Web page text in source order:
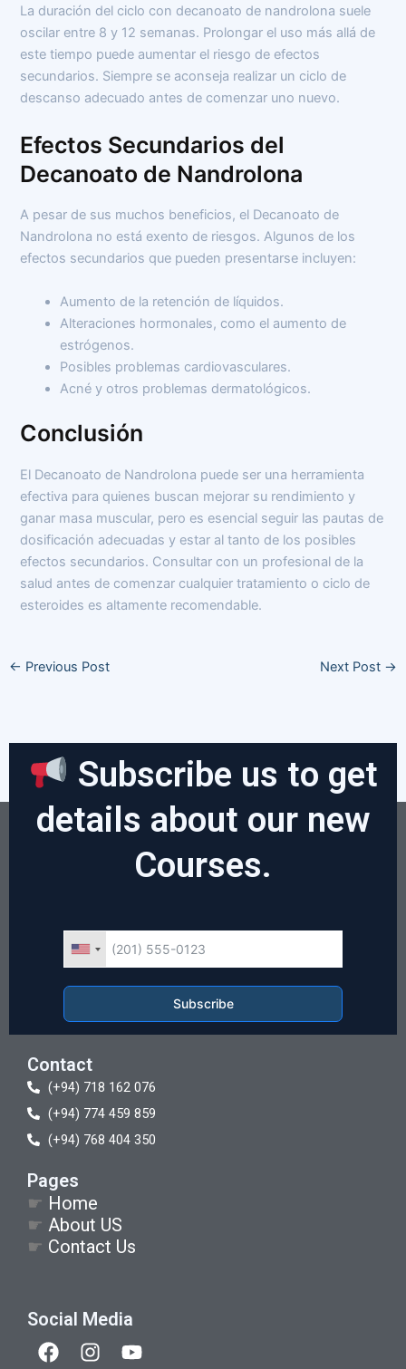
La duración del ciclo con decanoato de nandrolona suele
oscilar entre 8 y 12 semanas. Prolongar el uso más allá de
este tiempo puede aumentar el riesgo de efectos
secundarios. Siempre se aconseja realizar un ciclo de
descanso adecuado antes de comenzar uno nuevo.
Efectos Secundarios del
Decanoato de Nandrolona
A pesar de sus muchos beneficios, el Decanoato de
Nandrolona no está exento de riesgos. Algunos de los
efectos secundarios que pueden presentarse incluyen:
Aumento de la retención de líquidos.
Alteraciones hormonales, como el aumento de
estrógenos.
Posibles problemas cardiovasculares.
Acné y otros problemas dermatológicos.
Conclusión
El Decanoato de Nandrolona puede ser una herramienta
efectiva para quienes buscan mejorar su rendimiento y
ganar masa muscular, pero es esencial seguir las pautas de
dosificación adecuadas y estar al tanto de los posibles
efectos secundarios. Consultar con un profesional de la
salud antes de comenzar cualquier tratamiento o ciclo de
esteroides es altamente recomendable.
← Previous Post Next Post →
Subscribe us to get
details about our new
Courses.
Subscribe
Contact
(+94) 718 162 076
(+94) 774 459 859
(+94) 768 404 350
Pages
☛ Home
☛ About US
☛ Contact Us
Social Media
F
a
I
n
Y
o